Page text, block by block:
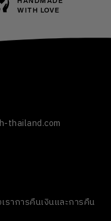
WITH LOVE
thailand.com
ราการคืนเงินและการคืน